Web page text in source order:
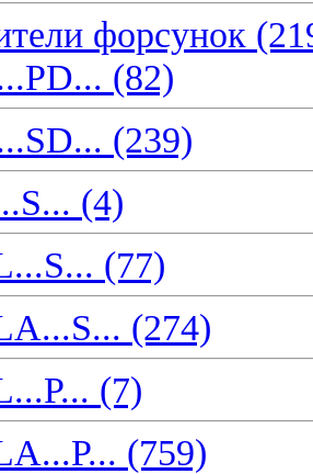
форсунок
(82)
(239)
(4)
(77)
(274)
(7)
(759)